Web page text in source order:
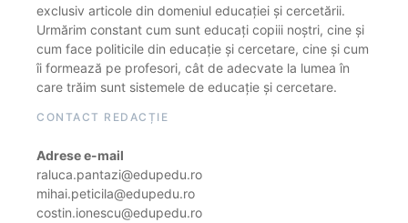
exclusiv articole din domeniul educației și cercetării.
Urmărim constant cum sunt educați copiii noștri, cine și
cum face politicile din educație și cercetare, cine și cum
îi formează pe profesori, cât de adecvate la lumea în
care trăim sunt sistemele de educație și cercetare.
CONTACT REDACȚIE
Adrese e-mail
raluca.pantazi@edupedu.ro
mihai.peticila@edupedu.ro
costin.ionescu@edupedu.ro